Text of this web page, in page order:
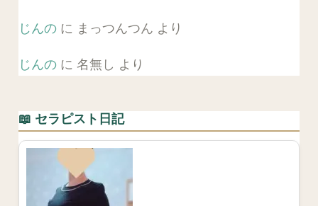
じんのに まっつんつん より
じんのに 名無し より
📖 セラピスト日記